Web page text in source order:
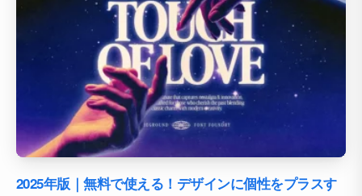
2025年版｜無料で使える！デザインに個性をプラスす